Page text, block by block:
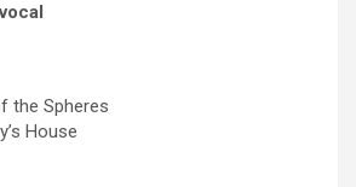
the Spheres
House